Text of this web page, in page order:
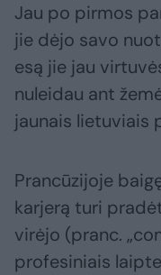
Jau po pirmos
jie dėjo savo
esą jie jau
nuleidau ant
jaunais lietuviais
Prancūzijoje
karjerą turi
virėjo (pranc.
profesiniais